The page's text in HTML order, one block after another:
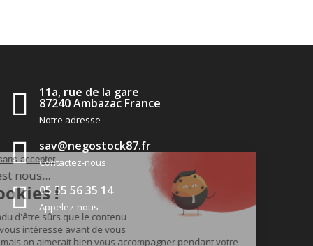
11a, rue de la gare
87240 Ambazac France
Notre adresse
sav@negostock87.fr
Contactez-nous
05 55 56 35 14
Appelez-nous